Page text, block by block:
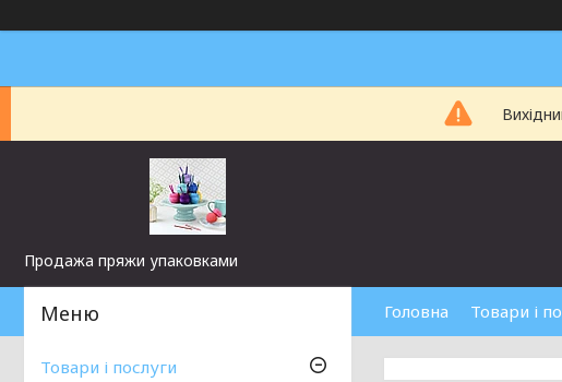
Продажа пряжи упаковками
Головна Товари і
Товари і послуги